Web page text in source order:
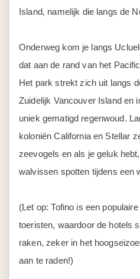
Island, namelijk die langs de
Onderweg kom je langs
dat aan de rand van het
Het park strekt zich uit langs
Zuidelijk Vancouver Island en
uniek gematigd regenwoud.
koloniën California en Stellar
zeevogels en als je geluk
walvissen spotten tijdens een
(Let op: Tofino is een
toeristen, waardoor de hotels
raken, zeker in het
aan te raden!)